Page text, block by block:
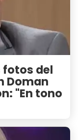
fotos del
Doman
"En tono